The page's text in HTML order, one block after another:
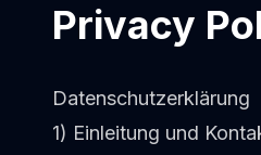
The Team
Privacy
Datenschutzerklärung
1) Einleitung und